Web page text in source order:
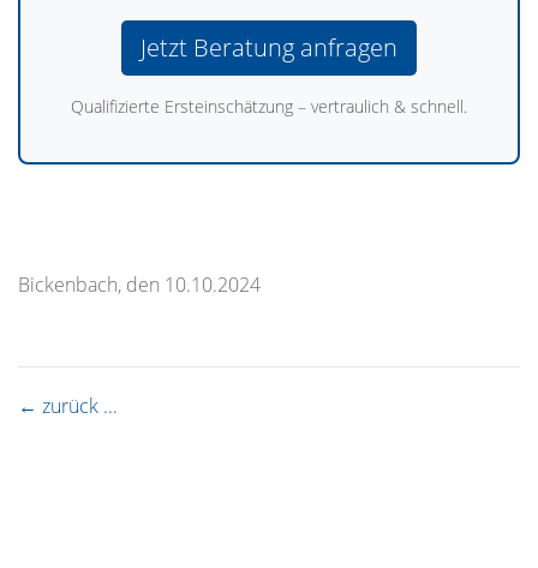
Jetzt Beratung anfragen
Qualifizierte Ersteinschätzung – vertraulich & schnell.
Bickenbach, den 10.10.2024
← zurück ...